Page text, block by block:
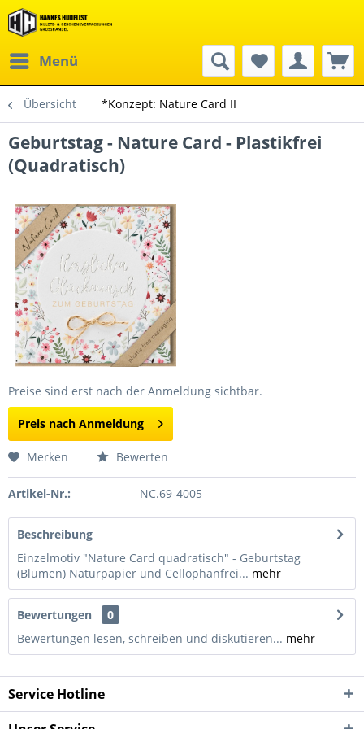
Menü
Übersicht *Konzept: Nature Card II
Geburtstag - Nature Card - Plastikfrei
(Quadratisch)
Preise sind erst nach der Anmeldung sichtbar.
Preis nach Anmeldung
Merken Bewerten
Artikel-Nr.: NC.69-4005
Beschreibung
Einzelmotiv "Nature Card quadratisch" - Geburtstag
(Blumen) Naturpapier und Cellophanfrei... mehr
Bewertungen
0
Bewertungen lesen, schreiben und diskutieren... mehr
Service Hotline